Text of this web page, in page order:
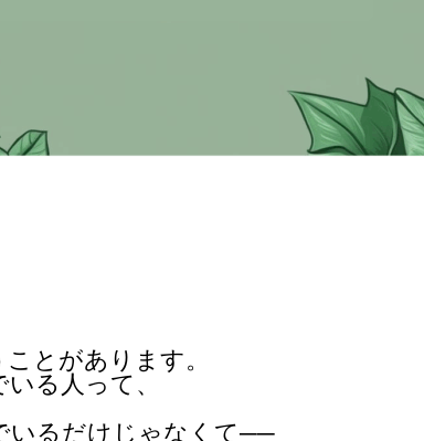
とがあります。
る人って、
いるだけじゃなくて──